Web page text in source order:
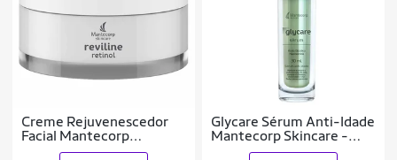
Creme Rejuvenescedor
Facial Mantecorp
Skincare Reviline Retinol
Glycare Sérum Anti-Idade
Mantecorp Skincare -